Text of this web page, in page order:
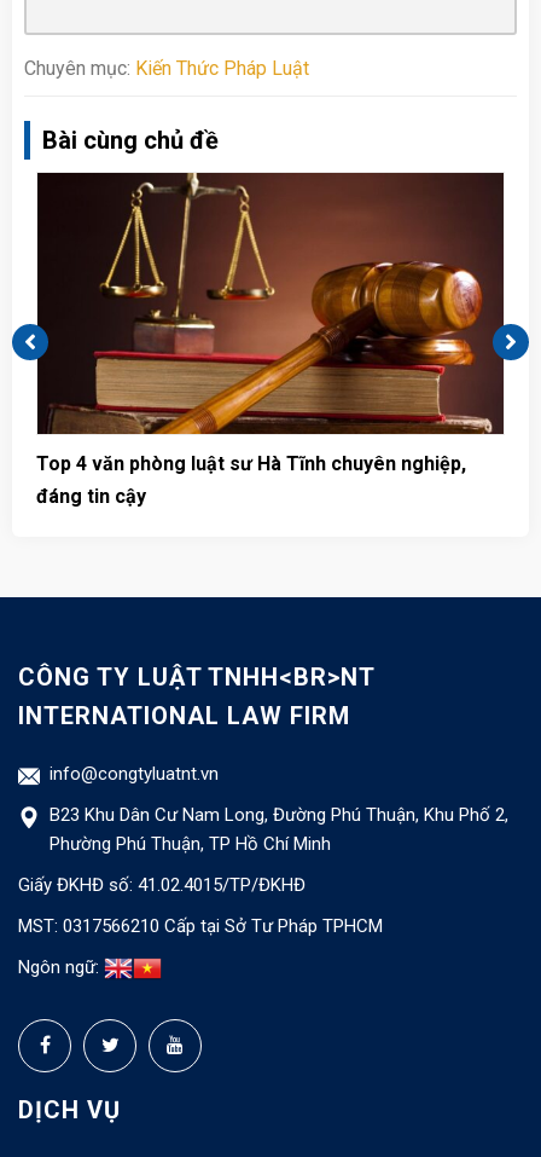
Chuyên mục: Kiến Thức Pháp Luật
Bài cùng chủ đề
Top 4 văn phòng luật sư Hà Tĩnh chuyên nghiệp,
đáng tin cậy
CÔNG TY LUẬT TNHH<BR>NT
INTERNATIONAL LAW FIRM
info@congtyluatnt.vn
B23 Khu Dân Cư Nam Long, Đường Phú Thuận, Khu Phố 2,
Phường Phú Thuận, TP Hồ Chí Minh
Giấy ĐKHĐ số: 41.02.4015/TP/ĐKHĐ
MST: 0317566210 Cấp tại Sở Tư Pháp TPHCM
Ngôn ngữ:
DỊCH VỤ